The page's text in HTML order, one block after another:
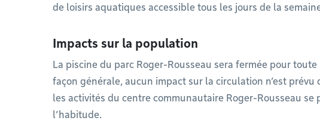
de loisirs aquatiques accessible tous les jours de la
Impacts sur la population
La piscine du parc Roger-Rousseau sera fermée pour
façon générale, aucun impact sur la circulation n’est prévu
les activités du centre communautaire Roger-Rousseau se
l’habitude.